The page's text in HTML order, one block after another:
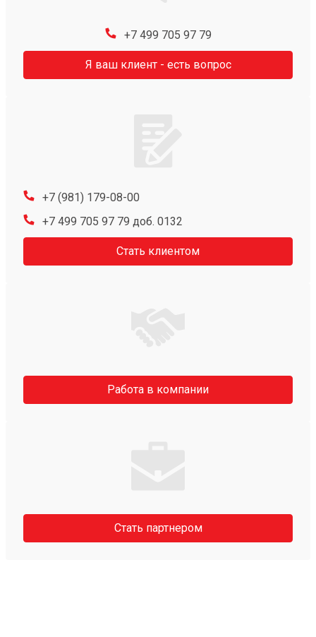
+7 499 705 97 79
Я ваш клиент - есть вопрос
+7 (981) 179-08-00
+7 499 705 97 79 доб. 0132
Стать клиентом
Работа в компании
Стать партнером